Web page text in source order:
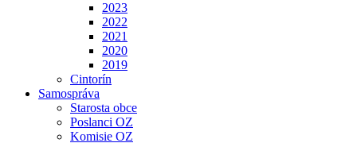
2023
2022
2021
2020
2019
Cintorín
Samospráva
Starosta obce
Poslanci OZ
Komisie OZ